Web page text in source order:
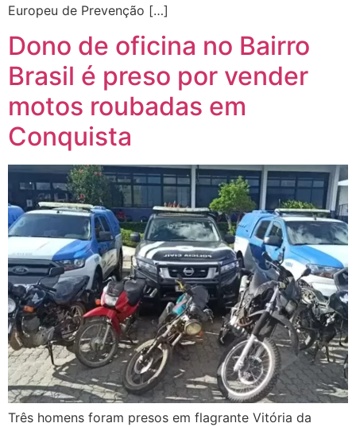
Europeu de Prevenção […]
Dono de oficina no Bairro
Brasil é preso por vender
motos roubadas em
Conquista
Três homens foram presos em flagrante Vitória da